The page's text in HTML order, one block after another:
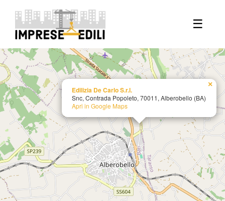
☰
Edilizia De Carlo S.r.l.
Snc, Contrada Popoleto, 70011, Alberobello (BA)
Apri in Google Maps
×
+
−